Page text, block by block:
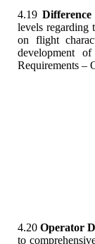
4.19
levels regarding
on flight
development
Requirements –
4.20Operator
to